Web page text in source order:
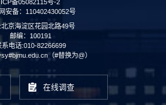
ICP备05082115号-2
安备：110402430052号
京海淀区花园北路49号
邮编：100191
系电话:010-82266699
（#替换为@）
在线调查